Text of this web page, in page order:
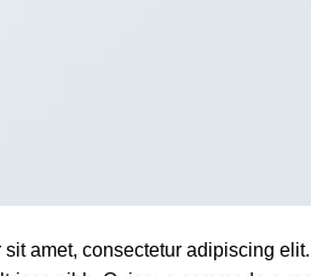
sit amet, consectetur adipiscing